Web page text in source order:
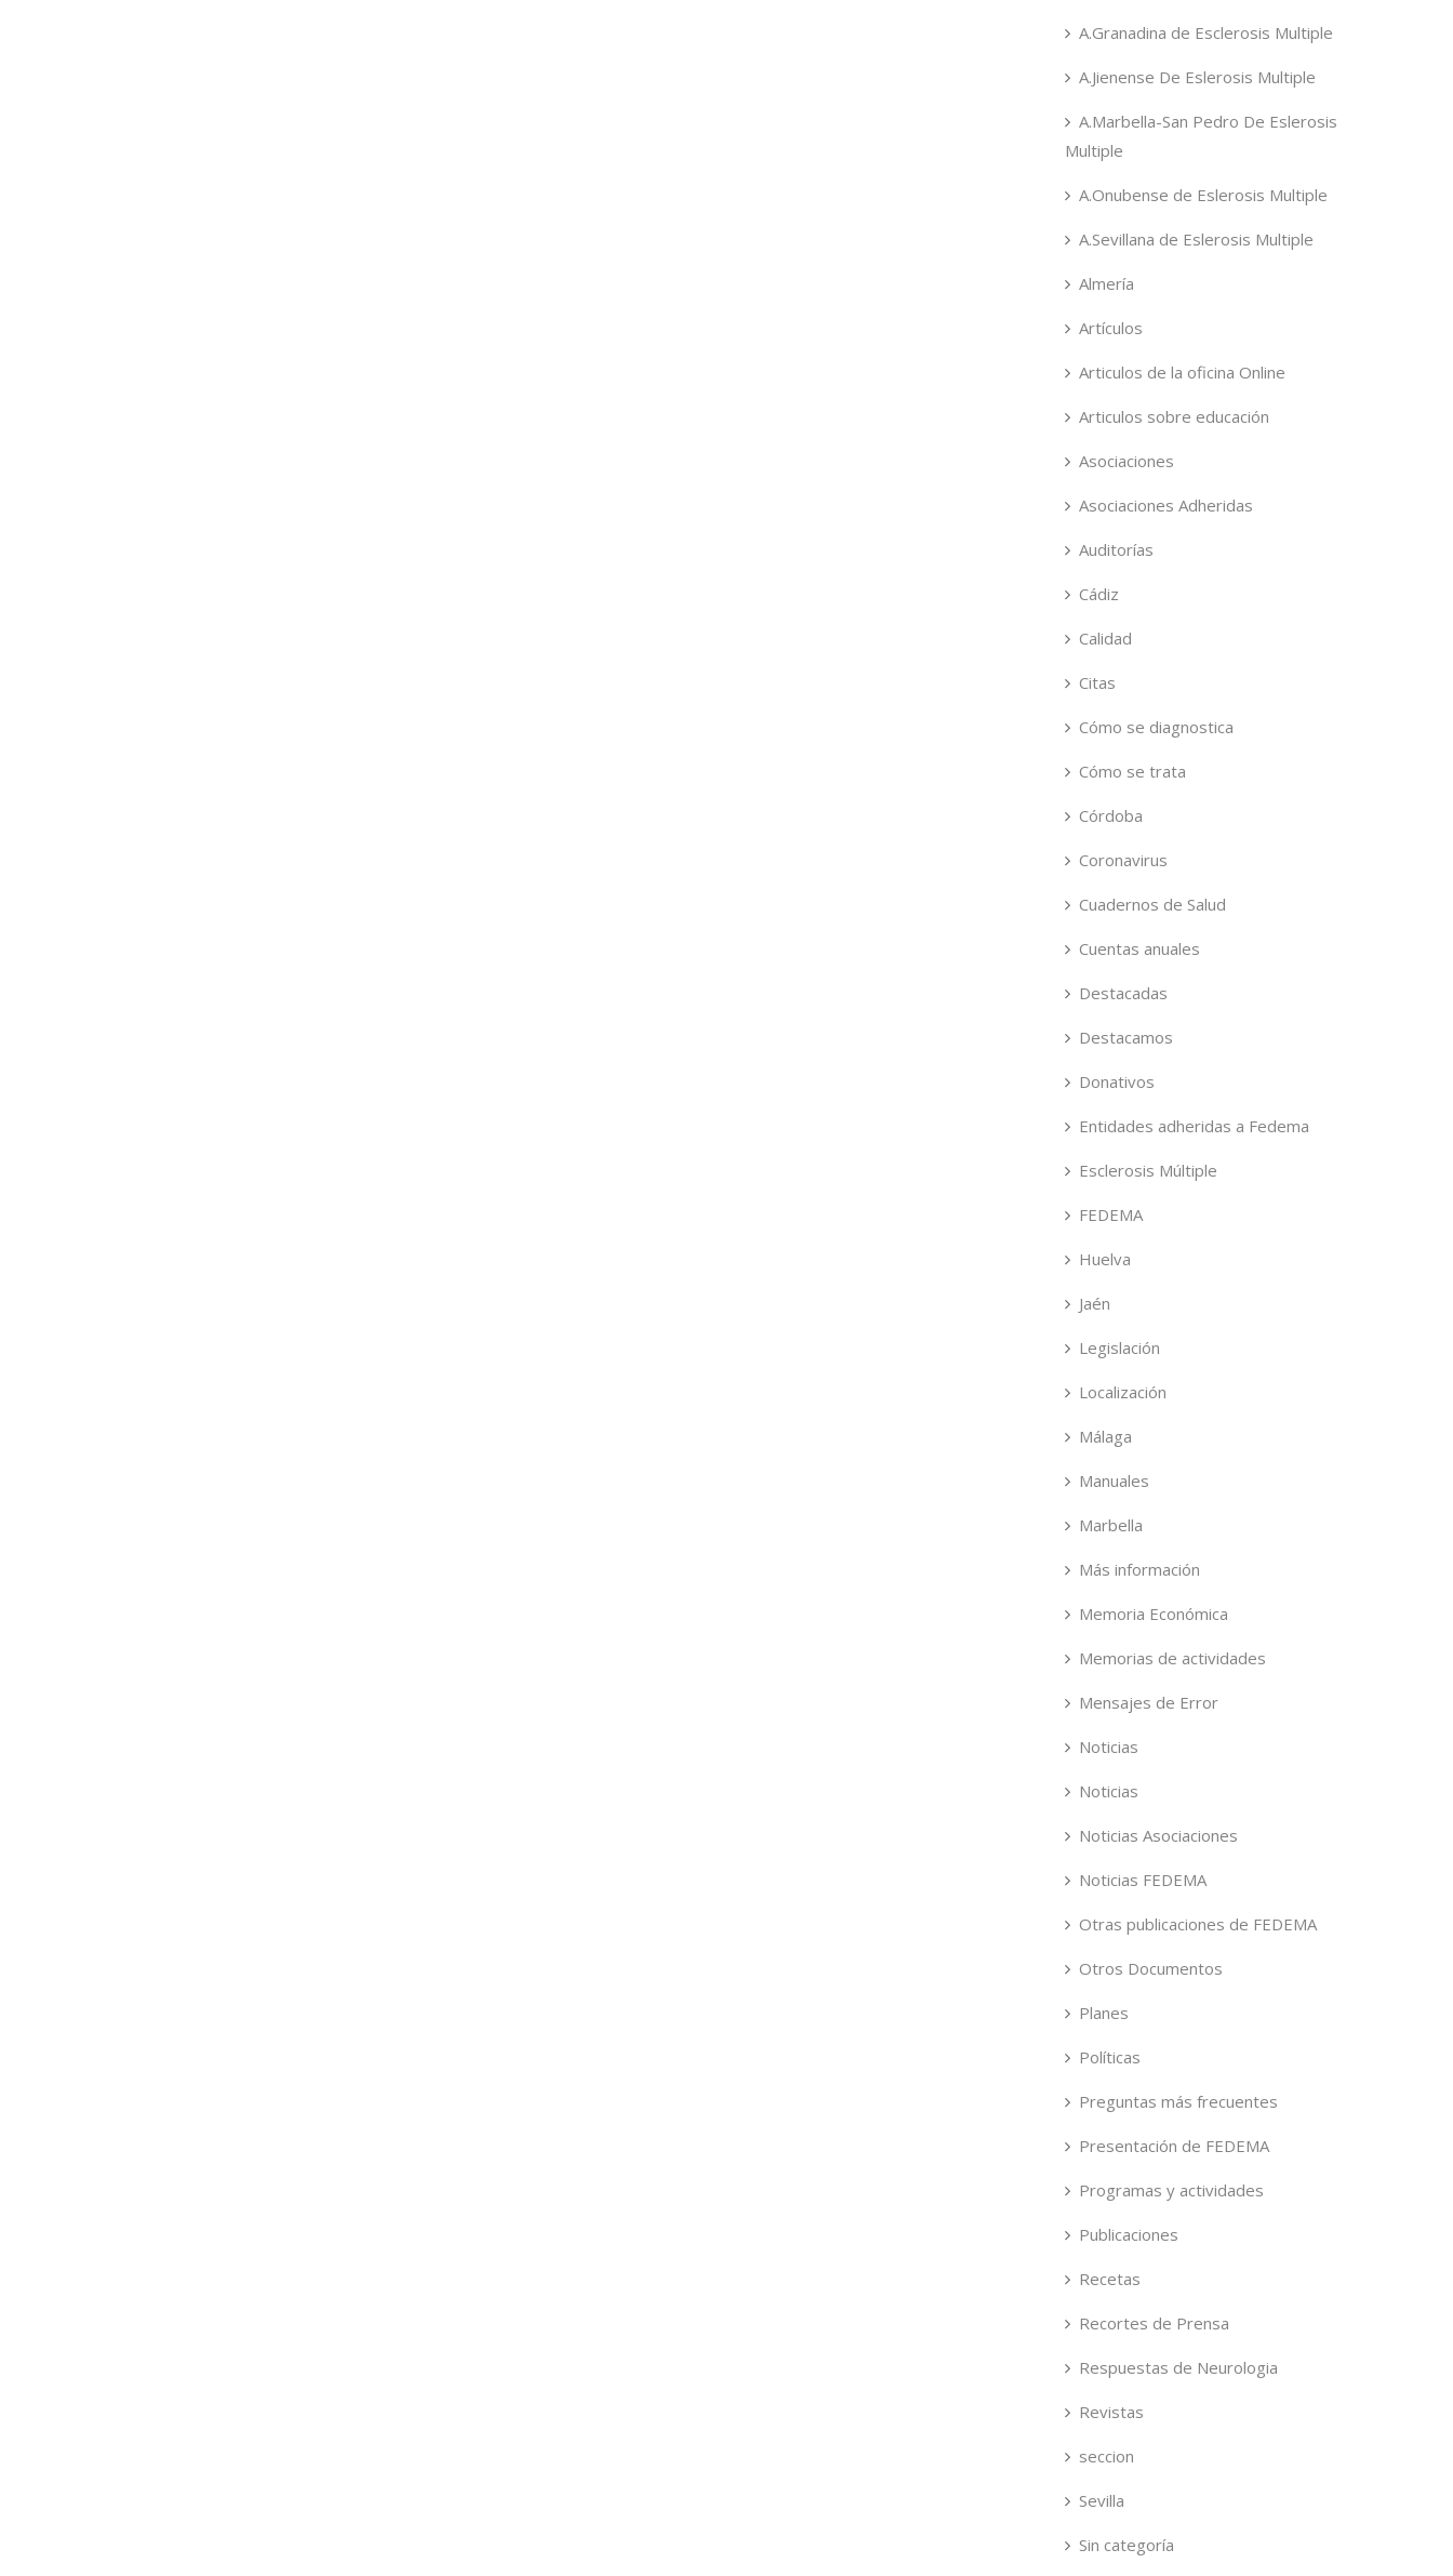
A.Granadina de Esclerosis Multiple
A.Jienense De Eslerosis Multiple
A.Marbella-San Pedro De Eslerosis
Multiple
A.Onubense de Eslerosis Multiple
A.Sevillana de Eslerosis Multiple
Almería
Artículos
Articulos de la oficina Online
Articulos sobre educación
Asociaciones
Asociaciones Adheridas
Auditorías
Cádiz
Calidad
Citas
Cómo se diagnostica
Cómo se trata
Córdoba
Coronavirus
Cuadernos de Salud
Cuentas anuales
Destacadas
Destacamos
Donativos
Entidades adheridas a Fedema
Esclerosis Múltiple
FEDEMA
Huelva
Jaén
Legislación
Localización
Málaga
Manuales
Marbella
Más información
Memoria Económica
Memorias de actividades
Mensajes de Error
Noticias
Noticias
Noticias Asociaciones
Noticias FEDEMA
Otras publicaciones de FEDEMA
Otros Documentos
Planes
Políticas
Preguntas más frecuentes
Presentación de FEDEMA
Programas y actividades
Publicaciones
Recetas
Recortes de Prensa
Respuestas de Neurologia
Revistas
seccion
Sevilla
Sin categoría